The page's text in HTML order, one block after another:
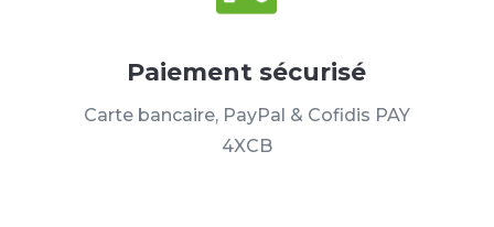
Paiement sécurisé
Carte bancaire, PayPal & Cofidis PAY
4XCB